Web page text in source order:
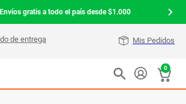
Envíos gratis a todo el país desde $1.000
Mis Pedidos
0